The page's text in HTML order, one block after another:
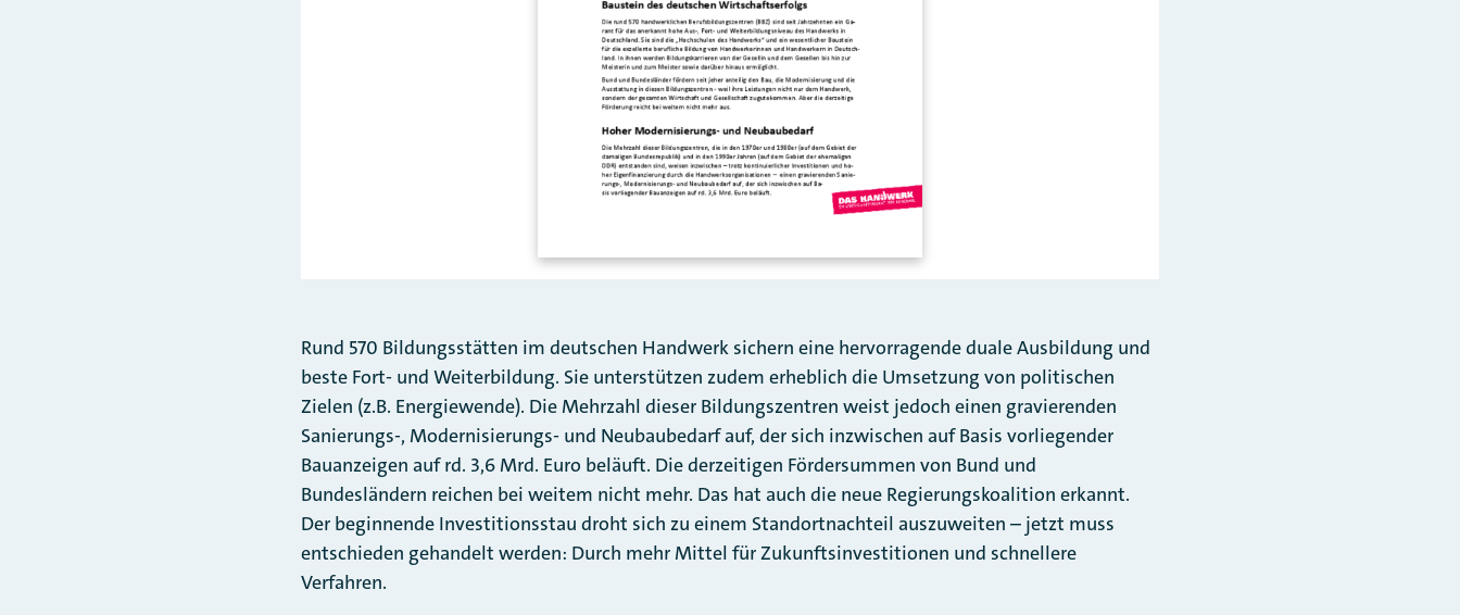
Rund 570 Bildungsstätten im deutschen Handwerk sichern eine hervorragende duale Ausbildung und
beste Fort- und Weiterbildung. Sie unterstützen zudem erheblich die Umsetzung von politischen
Zielen (z.B. Energiewende). Die Mehrzahl dieser Bildungszentren weist jedoch einen gravierenden
Sanierungs-, Modernisierungs- und Neubaubedarf auf, der sich inzwischen auf Basis vorliegender
Bauanzeigen auf rd. 3,6 Mrd. Euro beläuft. Die derzeitigen Fördersummen von Bund und
Bundesländern reichen bei weitem nicht mehr. Das hat auch die neue Regierungskoalition erkannt.
Der beginnende Investitionsstau droht sich zu einem Standortnachteil auszuweiten – jetzt muss
entschieden gehandelt werden: Durch mehr Mittel für Zukunftsinvestitionen und schnellere
Verfahren.